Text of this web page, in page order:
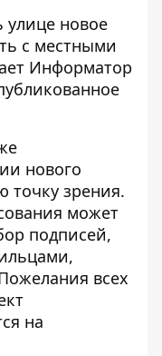
улице новое
с местными
Информатор
нового
точку зрения.
может
подписей,
всех
на